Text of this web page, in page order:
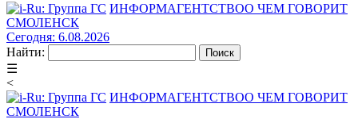
ИНФОРМАГЕНТСТВОО ЧЕМ ГОВОРИТ
СМОЛЕНСК
Сегодня: 6.08.2026
Найти:
☰
<
ИНФОРМАГЕНТСТВОО ЧЕМ ГОВОРИТ
СМОЛЕНСК